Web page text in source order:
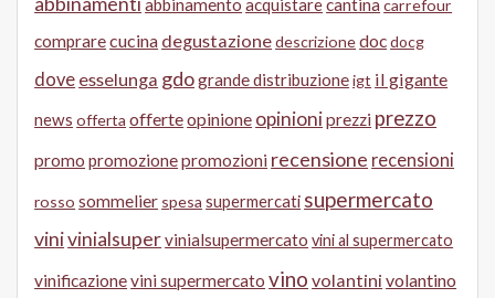
abbinamento acquistarecantina carrefour
comprarecucina degustazionedescrizionedocdocg
dove esselunga gdogrande distribuzioneigt il gigante
news offerta offerteopinione opinioniprezzi prezzo
promo promozionepromozioni recensione recensioni
rosso sommelier spesa supermercati supermercato
vinivinialsupervinialsupermercato vini al supermercato
vinificazionevini supermercato vino volantini volantino